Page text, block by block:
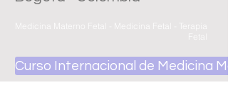
Medicina Materno Fetal - Medicina Fetal - Terapia
Curso Internacional de Medicina